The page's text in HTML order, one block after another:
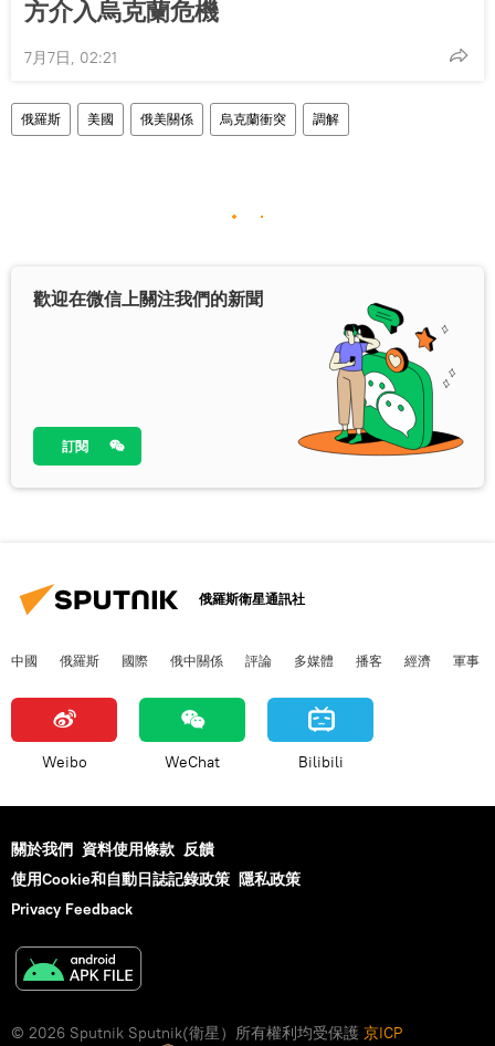
方介入烏克蘭危機
7月7日, 02:21
俄羅斯 美國 俄美關係 烏克蘭衝突 調解
歡迎在微信上關注我們的新聞
訂閱
俄羅斯衛星通訊社
中國 俄羅斯 國際 俄中關係 評論 多媒體 播客 經濟 軍事
Weibo WeChat Bilibili
關於我們 資料使用條款 反饋
使用Cookie和自動日誌記錄政策 隱私政策
Privacy Feedback
© 2026 Sputnik Sputnik(衛星）所有權利均受保護 京ICP